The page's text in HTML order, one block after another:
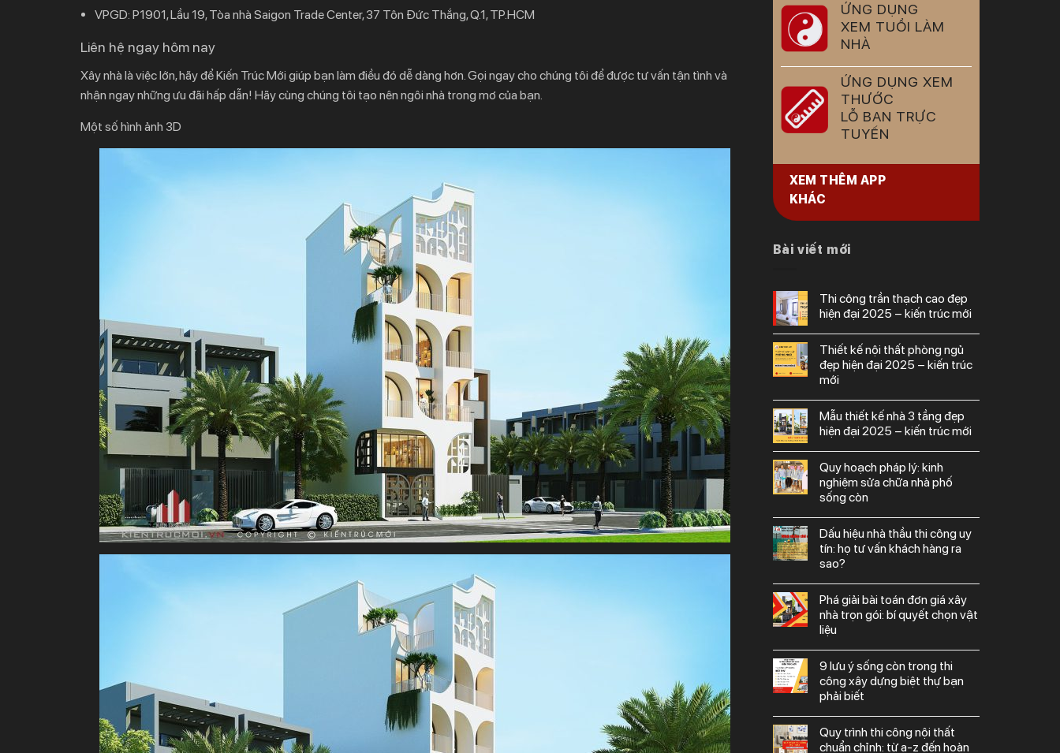
VPGD: P1901, Lầu 19, Tòa nhà Saigon Trade Center, 37 Tôn Đức Thắng, Q.1, TP.HCM
Liên hệ ngay hôm nay
Xây nhà là việc lớn, hãy để Kiến Trúc Mới giúp bạn làm điều đó dễ dàng hơn. Gọi ngay cho chúng tôi để được tư vấn tận tình và
nhận ngay những ưu đãi hấp dẫn! Hãy cùng chúng tôi tạo nên ngôi nhà trong mơ của bạn.
Một số hình ảnh 3D
ỨNG DỤNG
XEM TUỔI LÀM
NHÀ
ỨNG DỤNG XEM
THƯỚC
LỖ BAN TRỰC
TUYẾN
XEM THÊM APP
KHÁC
Bài viết mới
thi công trần thạch cao đẹp
hiện đại 2025 – kiến trúc mới
thiết kế nội thất phòng ngủ
đẹp hiện đại 2025 – kiến trúc
mới
mẫu thiết kế nhà 3 tầng đẹp
hiện đại 2025 – kiến trúc mới
quy hoạch pháp lý: kinh
nghiệm sửa chữa nhà phố
sống còn
dấu hiệu nhà thầu thi công uy
tín: họ tư vấn khách hàng ra
sao?
phá giải bài toán đơn giá xây
nhà trọn gói: bí quyết chọn vật
liệu
9 lưu ý sống còn trong thi
công xây dựng biệt thự bạn
phải biết
quy trình thi công nội thất
chuẩn chỉnh: từ a-z đến hoàn